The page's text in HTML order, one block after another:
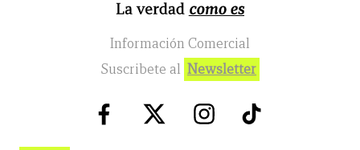
Información Comercial
Suscribete al Newsletter